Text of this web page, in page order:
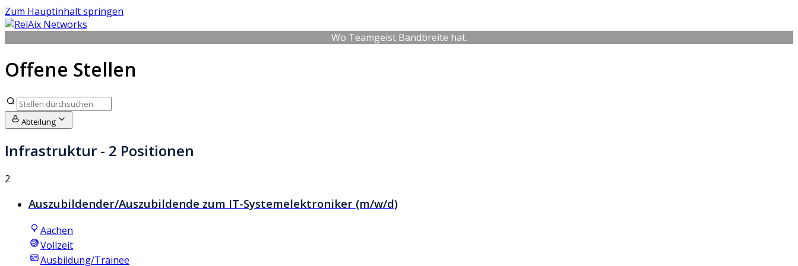
Zum Hauptinhalt springen
Wo Teamgeist Bandbreite hat.
Offene Stellen
Abteilung
Infrastruktur - 2 Positionen
2
Auszubildender/Auszubildende zum IT-Systemelektroniker (m/w/d)
Aachen
Vollzeit
Ausbildung/Trainee